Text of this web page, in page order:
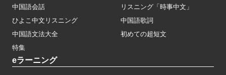
中国語会話
リスニング「時事中文」
ひよこ中文リスニング
中国語歌詞
中国語文法大全
初めての超短文
特集
eラーニング